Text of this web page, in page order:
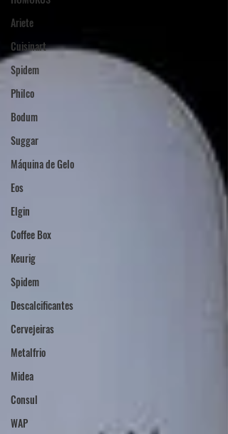
Ariete
Cuisinart
Spidem
Philco
Bodum
Suggar
Máquina de Gelo
Eos
Elgin
Coffee Box
Keurig
Spidem
Descalcificantes
Cervejeiras
Metalfrio
Midea
Consul
WAP